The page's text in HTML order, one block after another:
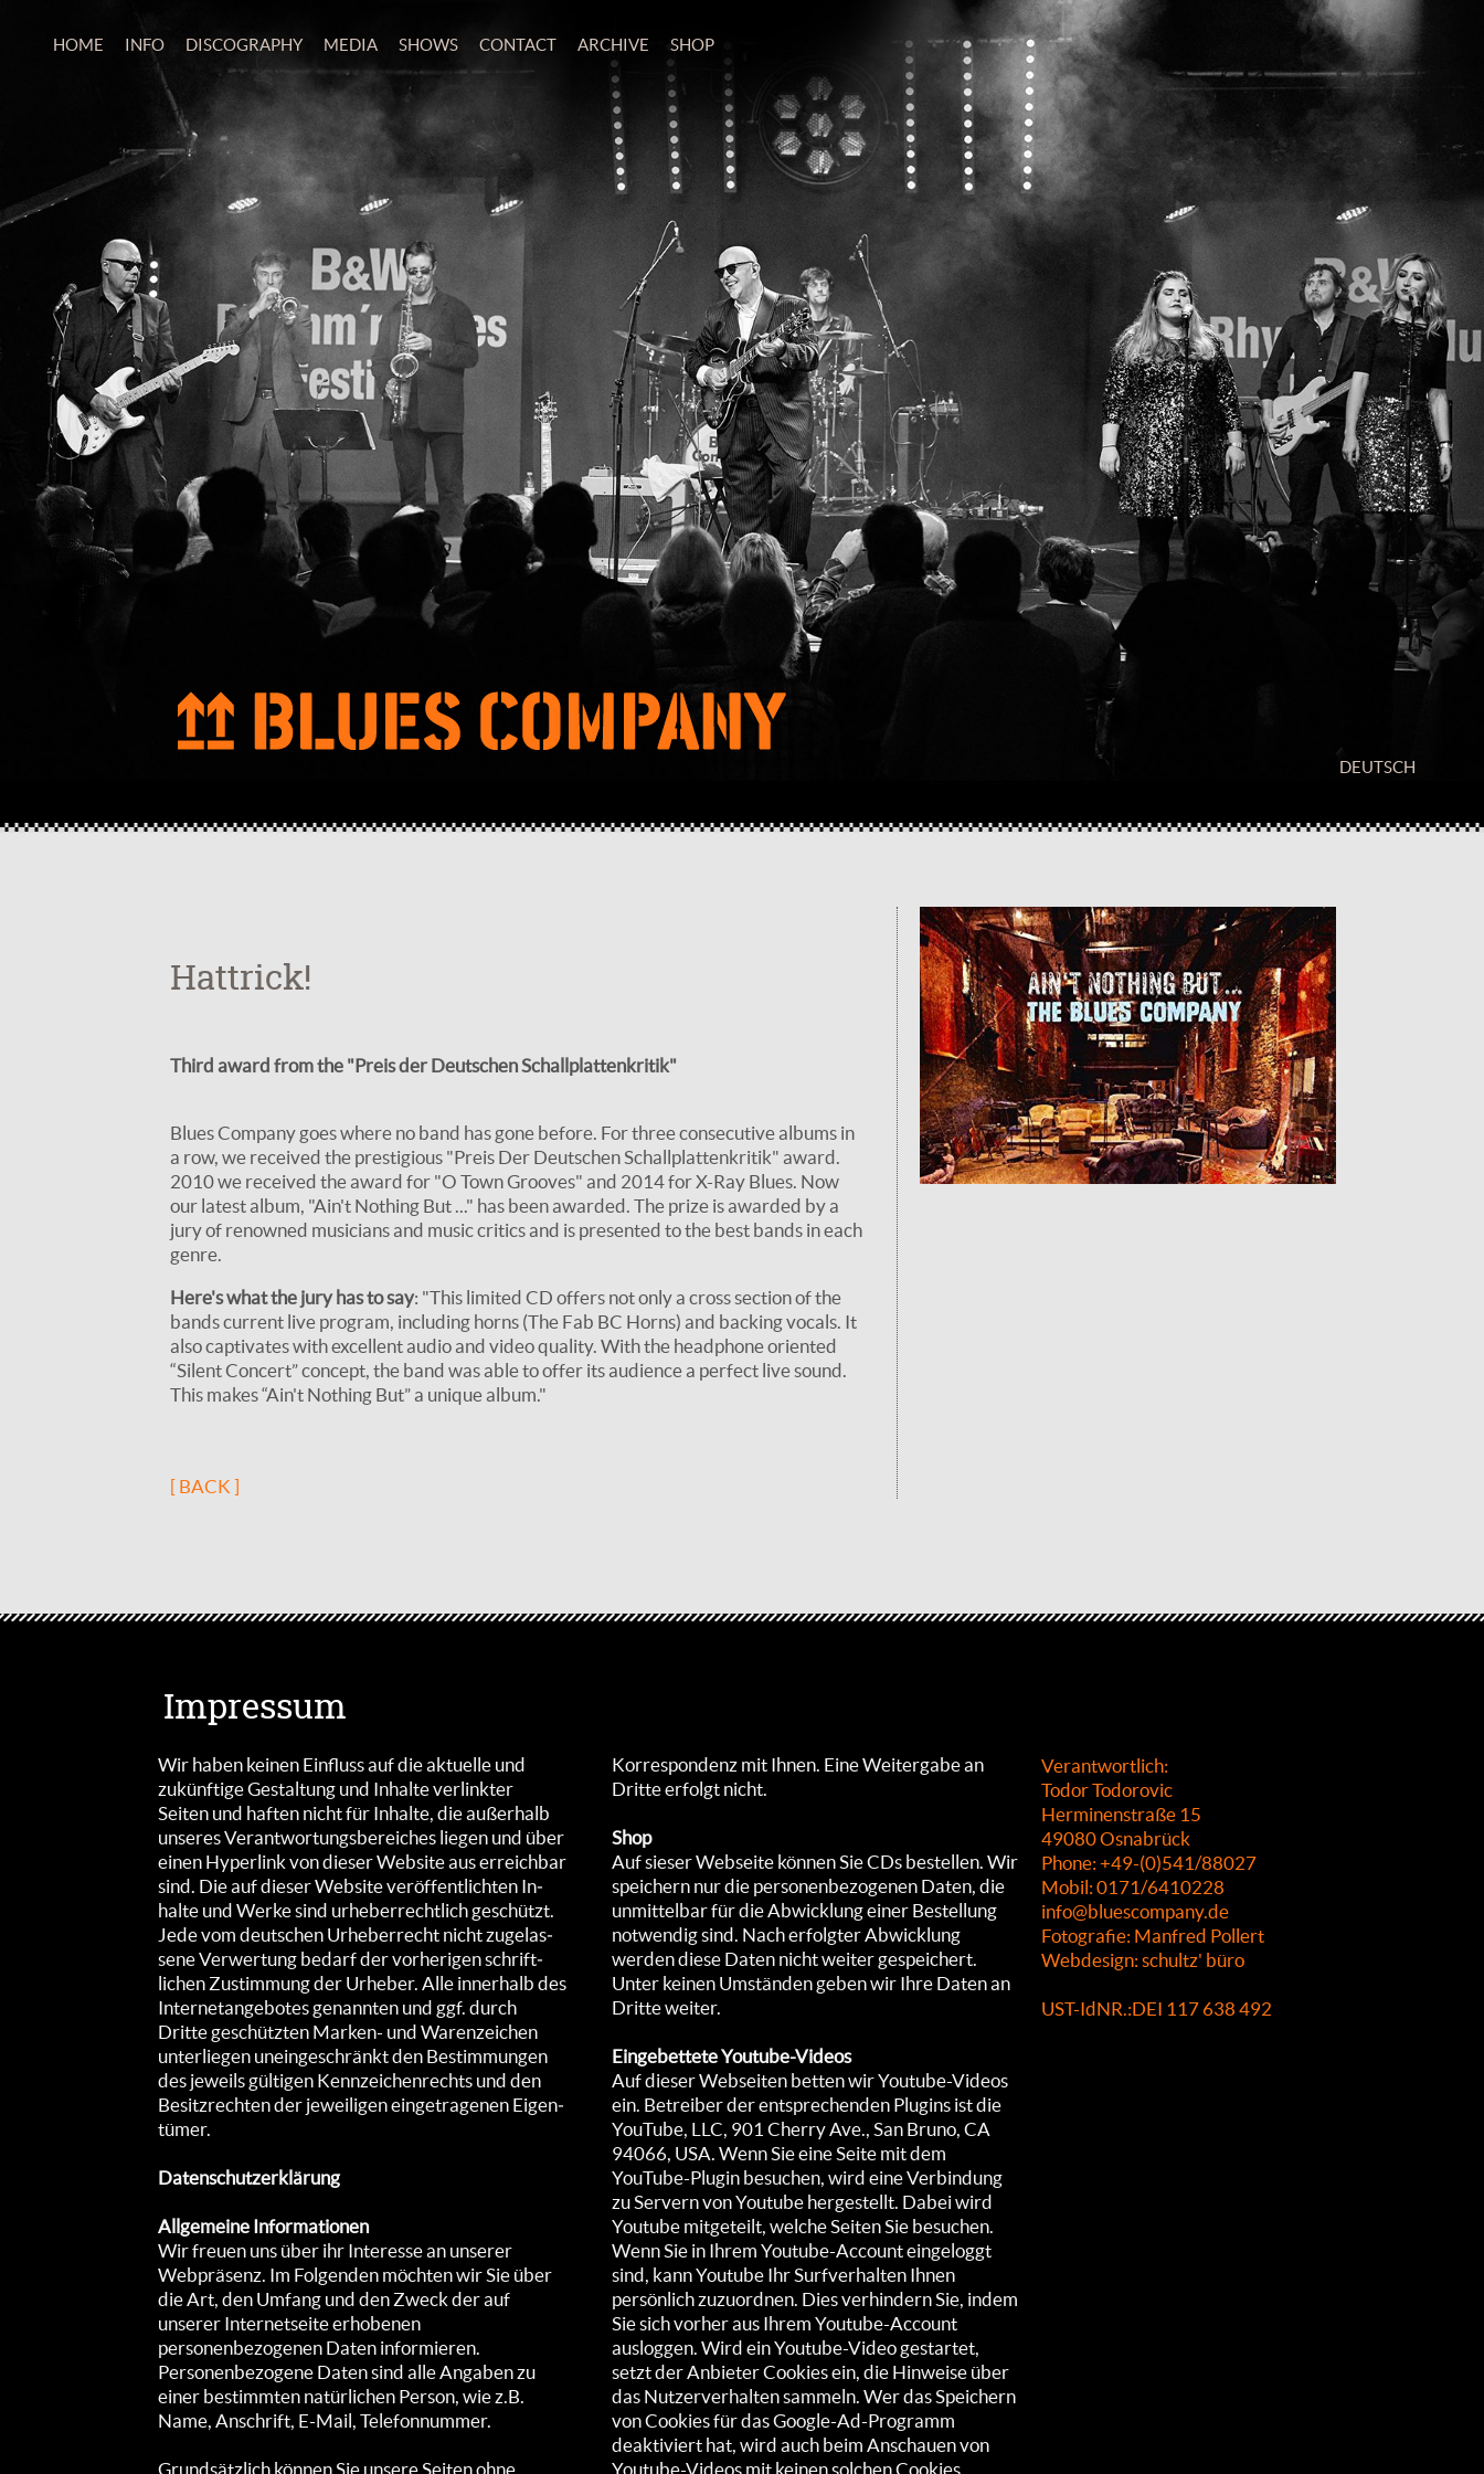
HOME INFO DISCOGRAPHY MEDIA SHOWS CONTACT ARCHIVE SHOP
DEUTSCH
Hattrick!
Third award from the "Preis der Deutschen Schallplattenkritik"
Blues Company goes where no band has gone before. For three consecutive albums in
a row, we received the prestigious "Preis Der Deutschen Schallplattenkritik" award.
2010 we received the award for "O Town Grooves" and 2014 for X-Ray Blues. Now
our latest album, "Ain't Nothing But ..." has been awarded. The prize is awarded by a
jury of renowned musicians and music critics and is presented to the best bands in each
genre.
Here's what the jury has to say: "This limited CD offers not only a cross section of the
bands current live program, including horns (The Fab BC Horns) and backing vocals. It
also captivates with excellent audio and video quality. With the headphone oriented
“Silent Concert” concept, the band was able to offer its audience a perfect live sound.
This makes “Ain't Nothing But” a unique album."
[ BACK ]
Impressum
Wir haben keinen Ein­fluss auf die aktuelle und
zukünf­tige Gestal­tung und Inhalte verlinkter
Seiten und haften nicht für Inhalte, die außerhalb
unseres Verant­wortungs­bereiches liegen und über
einen Hyper­link von dieser Web­site aus er­reich­bar
sind. Die auf dieser Web­site ver­öffent­lich­ten In­
halte und Werke sind ur­heber­rechtlich ge­schützt.
Jede vom deutschen Ur­heber­recht nicht zu­gelas­
sene Ve­rwertung be­darf der vorhe­rigen schrift­
lichen Zu­stimmung der Ur­heber. Alle inne­rhalb des
Inter­netan­gebotes genann­ten und ggf. durch
Dritte geschütz­ten Marken- und Waren­zeichen
unter­liegen unein­geschränkt den Bestim­mungen
des jeweils gültigen Kenn­zeichen­rechts und den
Besitz­rech­ten der je­weili­gen einge­trage­nen Eigen­
tümer.
Datenschutzerklärung
Allgemeine Informationen
Wir freuen uns über ihr Interesse an unserer
Webpräsenz. Im Folgenden möchten wir Sie über
die Art, den Umfang und den Zweck der auf
unserer Internetseite erhobenen
personenbezogenen Daten informieren.
Personenbezogene Daten sind alle Angaben zu
einer bestimmten natürlichen Person, wie z.B.
Name, Anschrift, E-Mail, Telefonnummer.
Grundsätzlich können Sie unsere Seiten ohne
Korrespondenz mit Ihnen. Eine Weitergabe an
Dritte erfolgt nicht.
Shop
Auf sieser Webseite können Sie CDs bestellen. Wir
speichern nur die personenbezogenen Daten, die
unmittelbar für die Abwicklung einer Bestellung
notwendig sind. Nach erfolgter Abwicklung
werden diese Daten nicht weiter gespeichert.
Unter keinen Umständen geben wir Ihre Daten an
Dritte weiter.
Eingebettete Youtube-Videos
Auf dieser Webseiten betten wir Youtube-Videos
ein. Betreiber der entsprechenden Plugins ist die
YouTube, LLC, 901 Cherry Ave., San Bruno, CA
94066, USA. Wenn Sie eine Seite mit dem
YouTube-Plugin besuchen, wird eine Verbindung
zu Servern von Youtube hergestellt. Dabei wird
Youtube mitgeteilt, welche Seiten Sie besuchen.
Wenn Sie in Ihrem Youtube-Account eingeloggt
sind, kann Youtube Ihr Surfverhalten Ihnen
persönlich zuzuordnen. Dies verhindern Sie, indem
Sie sich vorher aus Ihrem Youtube-Account
ausloggen. Wird ein Youtube-Video gestartet,
setzt der Anbieter Cookies ein, die Hinweise über
das Nutzerverhalten sammeln. Wer das Speichern
von Cookies für das Google-Ad-Programm
deaktiviert hat, wird auch beim Anschauen von
Youtube-Videos mit keinen solchen Cookies
Verantwortlich:
Todor Todorovic
Herminenstraße 15
49080 Osnabrück
Phone: +49-(0)541/88027
Mobil: 0171/6410228
info@bluescompany.de
Fotografie: Manfred Pollert
Webdesign: schultz' büro
UST-IdNR.:DEI 117 638 492